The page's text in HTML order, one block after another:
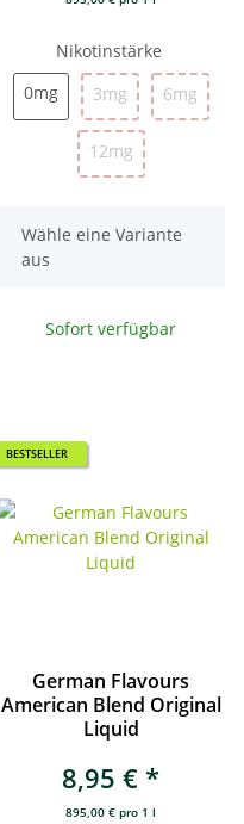
Nikotinstärke
0mg0mg 3mg3mg 6mg6mg
12mg12mg
x
Wähle eine Variante
aus
Sofort verfügbar
BESTSELLER
German Flavours
American Blend Original
Liquid
8,95 € *
895,00 € pro 1 l